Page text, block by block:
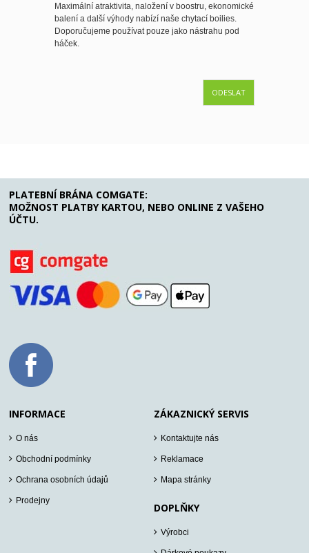
Maximální atraktivita, naložení v boostru, ekonomické
balení a další výhody nabízí naše chytací boilies.
Doporučujeme používat pouze jako nástrahu pod
háček.
ODESLAT
PLATEBNÍ BRÁNA COMGATE:
MOŽNOST PLATBY KARTOU, NEBO ONLINE Z VAŠEHO
ÚČTU.
INFORMACE
O nás
Obchodní podmínky
Ochrana osobních údajů
Prodejny
ZÁKAZNICKÝ SERVIS
Kontaktujte nás
Reklamace
Mapa stránky
DOPLŇKY
Výrobci